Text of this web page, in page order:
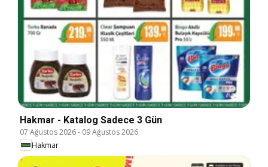
Hakmar - Katalog Sadece 3 Gün
07 Ağustos 2026- 09 Ağustos 2026
Hakmar